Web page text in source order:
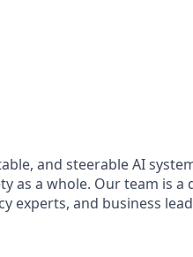
and steerable AI
as a whole. Our team is a
experts, and business